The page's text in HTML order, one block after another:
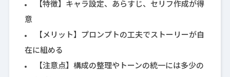
【特徴】キャラ設定、あらすじ、セリフ作成が得
意
【メリット】プロンプトの工夫でストーリーが自
在に組める
【注意点】構成の整理やトーンの統一には多少の